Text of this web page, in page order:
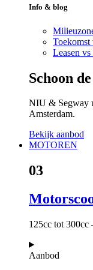
Info & blog
Leasen vs
Schoon
NIU & Segway
Amsterdam.
Bekijk aanbod
MOTOREN
03
125cc tot
Aanbod